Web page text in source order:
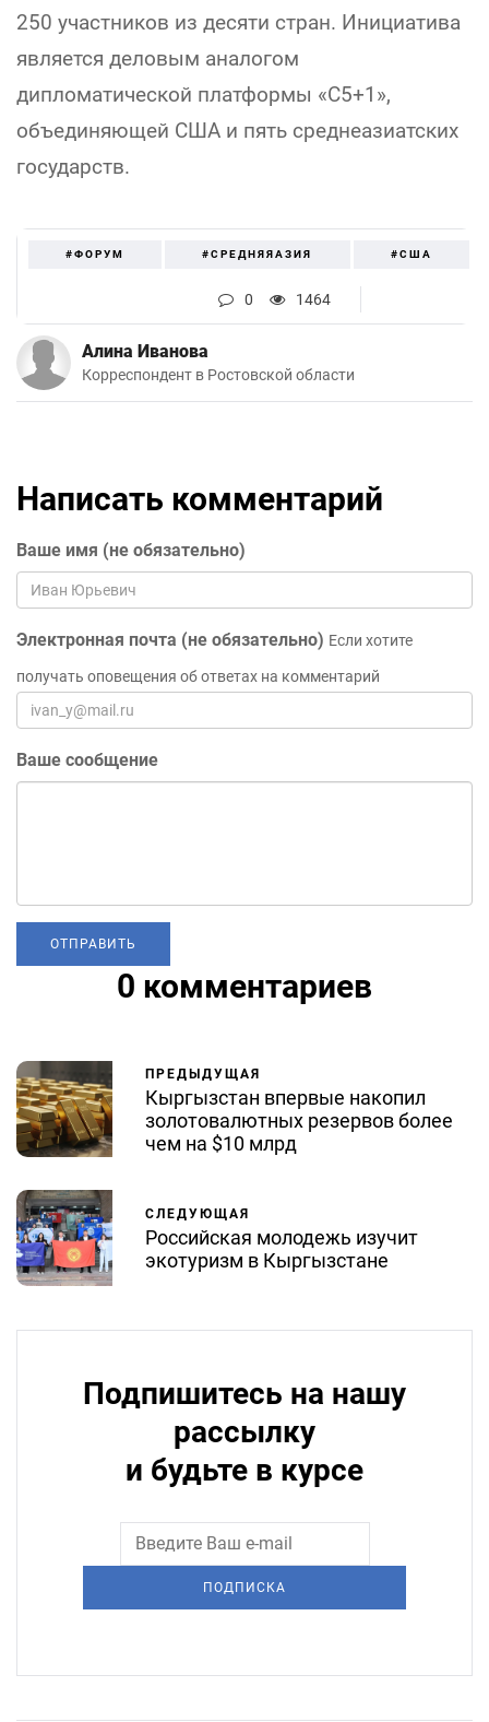
250 участников из десяти стран. Инициатива
является деловым аналогом
дипломатической платформы «C5+1»,
объединяющей США и пять среднеазиатских
государств.
#ФОРУМ #СРЕДНЯЯАЗИЯ #США
0 1464
Алина Иванова
Корреспондент в Ростовской области
Написать комментарий
Ваше имя (не обязательно)
Электронная почта (не обязательно) Если хотите
получать оповещения об ответах на комментарий
Ваше сообщение
0 комментариев
ПРЕДЫДУЩАЯ
Кыргызстан впервые накопил
золотовалютных резервов более
чем на $10 млрд
СЛЕДУЮЩАЯ
Российская молодежь изучит
экотуризм в Кыргызстане
Подпишитесь на нашу
рассылку
и будьте в курсе
ПОДПИСКА